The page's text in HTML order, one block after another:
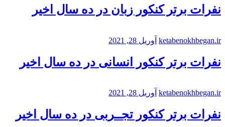
نفرات برتر کنکور زبان در ده سال اخیر
ketabenokhbegan.ir آوریل 28, 2021
نفرات برتر کنکور انسانی در ده سال اخیر
ketabenokhbegan.ir آوریل 28, 2021
نفرات برتر کنکور تجــربی در ده سال اخیر